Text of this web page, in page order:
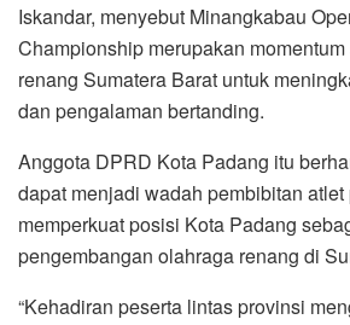
Iskandar, menyebut Minangkabau
Championship merupakan
renang Sumatera Barat untuk
dan pengalaman bertanding.
Anggota DPRD Kota Padang itu
dapat menjadi wadah pembibitan
memperkuat posisi Kota Padang
pengembangan olahraga renang di
“Kehadiran peserta lintas provinsi